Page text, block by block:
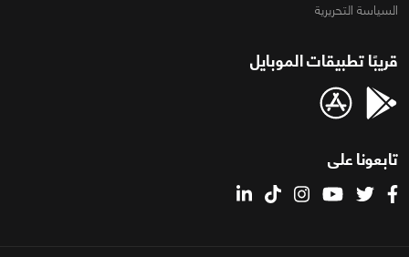
السياسة التحريرية
قريبًا تطبيقات الموبايل
تابعونا على